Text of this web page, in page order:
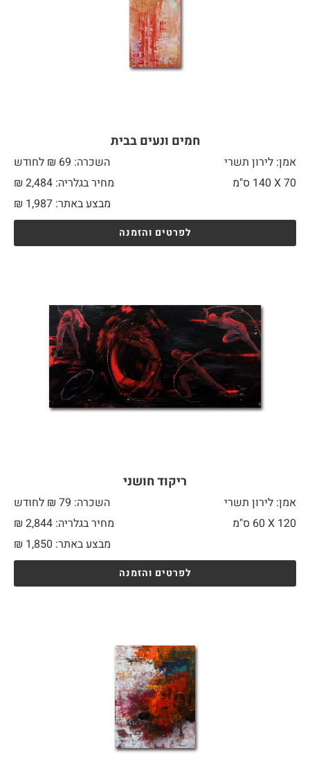
חמים ונעים בבית
אמן: לירון תשרי
השכרה: 69 ₪ לחודש
70 X
מחיר בגלריה: 2,484 ₪
מבצע באתר:
₪ 1,987
לפרטים והזמנה
ריקוד חושני
אמן: לירון תשרי
השכרה: 79 ₪ לחודש
120 X
מחיר בגלריה: 2,844 ₪
מבצע באתר:
₪ 1,850
לפרטים והזמנה